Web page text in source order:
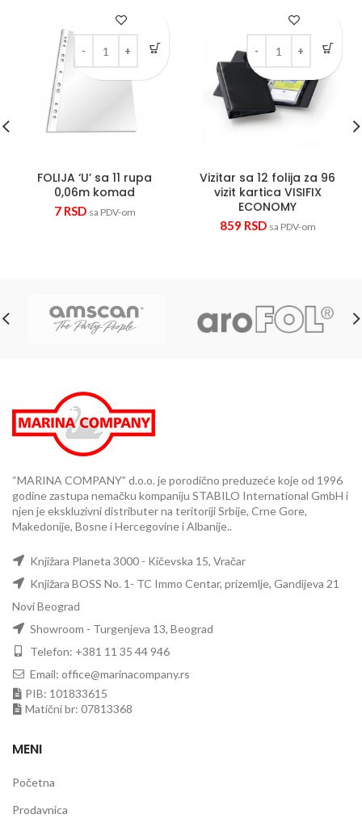
FOLIJA ‘U’ sa 11 rupa
0,06m komad
7 RSD sa PDV-om
FOLIJA ‘U’ sa 11 rupa 0,06m komad quantity
Vizitar sa 12 folija za 96
vizit kartica VISIFIX
ECONOMY
859 RSD sa PDV-om
Vizitar sa 12 folija za
“MARINA COMPANY” d.o.o. je porodično preduzeće koje od 1996
godine zastupa nemačku kompaniju STABILO International GmbH i
njen je ekskluzivni distributer na teritoriji Srbije, Crne Gore,
Makedonije, Bosne i Hercegovine i Albanije..
Knjižara Planeta 3000 - Kičevska 15, Vračar
Knjižara BOSS No. 1- TC Immo Centar, prizemlje, Gandijeva 21
Novi Beograd
Showroom - Turgenjeva 13, Beograd
Telefon: +381 11 35 44 946
Email: office@marinacompany.rs
PIB: 101833615
Matični br: 07813368
MENI
Početna
Prodavnica